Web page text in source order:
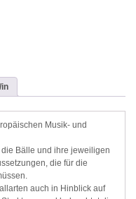
Musik- und
Bälle und ihre jeweiligen
die für die
auch in Hinblick auf